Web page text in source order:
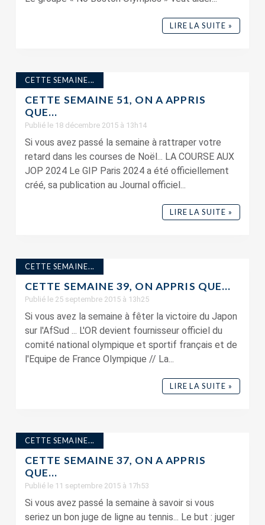
LIRE LA SUITE »
CETTE SEMAINE...
CETTE SEMAINE 51, ON A APPRIS
QUE…
Publié le 18 décembre 2015 à 13h14
Si vous avez passé la semaine à rattraper votre
retard dans les courses de Noël... LA COURSE AUX
JOP 2024 Le GIP Paris 2024 a été officiellement
créé, sa publication au Journal officiel...
LIRE LA SUITE »
CETTE SEMAINE...
CETTE SEMAINE 39, ON APPRIS QUE…
Publié le 25 septembre 2015 à 13h25
Si vous avez la semaine à fêter la victoire du Japon
sur l'AfSud ... L'OR devient fournisseur officiel du
comité national olympique et sportif français et de
l'Equipe de France Olympique // La...
LIRE LA SUITE »
CETTE SEMAINE...
CETTE SEMAINE 37, ON A APPRIS
QUE…
Publié le 11 septembre 2015 à 17h53
Si vous avez passé la semaine à savoir si vous
seriez un bon juge de ligne au tennis... Le but : juger